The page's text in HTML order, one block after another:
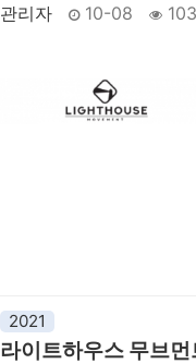
관리자 10-08
2021
라이트하우스 무브먼